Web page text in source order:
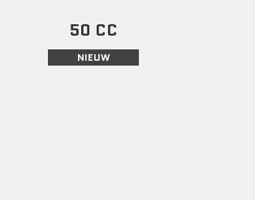
50 CC
NIEUW